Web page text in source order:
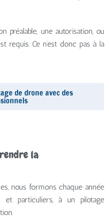
préalable, une autorisation, ou
requis. Ce n’est donc pas à la
de drone avec des
la
nous formons chaque année
et particuliers, à un pilotage